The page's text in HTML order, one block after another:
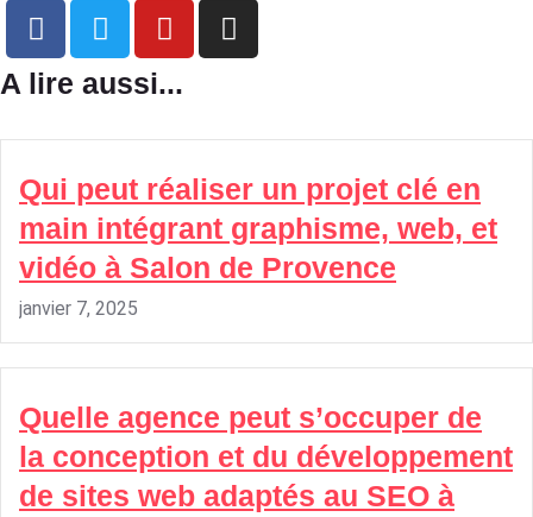
A lire aussi...
Qui peut réaliser un projet clé en
main intégrant graphisme, web, et
vidéo à Salon de Provence
janvier 7, 2025
Quelle agence peut s’occuper de
la conception et du développement
de sites web adaptés au SEO à